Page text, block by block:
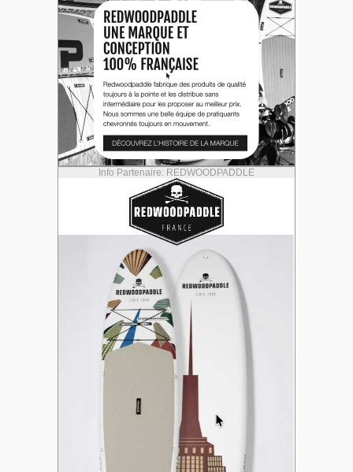
Info Partenaire: REDWOODPADDLE